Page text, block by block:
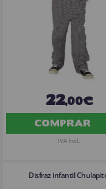
22,00€
COMPRAR
IVA Incl.
Disfraz infantil